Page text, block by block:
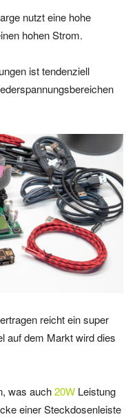
nutzt eine hohe
hohen Strom.
ist tendenziell
reicht ein super
auf dem Markt wird dies
was auch20W Leistung
einer Steckdosenleiste